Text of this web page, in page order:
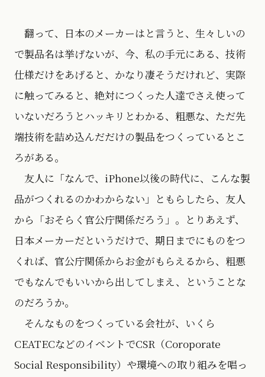
翻って、日本のメーカーはと言うと、生々しいの
で製品名は挙げないが、今、私の手元にある、技術
仕様だけをあげると、かなり凄そうだけれど、実際
に触ってみると、絶対につくった人達でさえ使って
いないだろうとハッキリとわかる、粗悪な、ただ先
端技術を詰め込んだだけの製品をつくっているとこ
ろがある。
友人に「なんで、iPhone以後の時代に、こんな製
品がつくれるのかわからない」ともらしたら、友人
から「おそらく官公庁関係だろう」。とりあえず、
日本メーカーだというだけで、期日までにものをつ
くれば、官公庁関係からお金がもらえるから、粗悪
でもなんでもいいから出してしまえ、ということな
のだろうか。
そんなものをつくっている会社が、いくら
CEATECなどのイベントでCSR（Coroporate
Social Responsibility）や環境への取り組みを唱っ